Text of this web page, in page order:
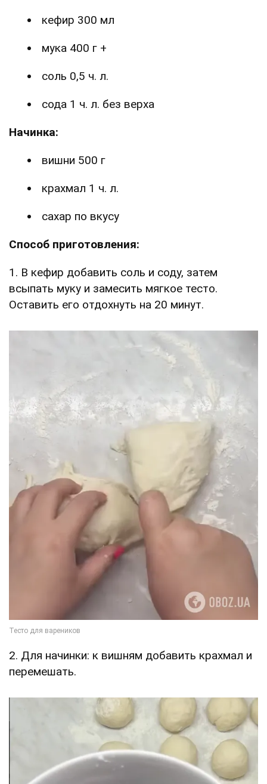
кефир 300 мл
мука 400 г +
соль 0,5 ч. л.
сода 1 ч. л. без верха
Начинка:
вишни 500 г
крахмал 1 ч. л.
сахар по вкусу
Способ приготовления:
1. В кефир добавить соль и соду, затем
всыпать муку и замесить мягкое тесто.
Оставить его отдохнуть на 20 минут.
2. Для начинки: к вишням добавить крахмал и
перемешать.